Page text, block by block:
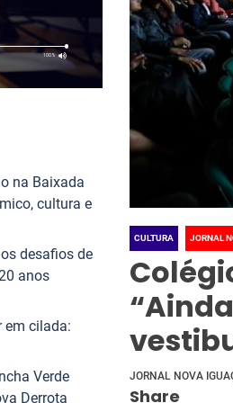
CULTURA JORNAL
JORNAL NOVA
Share
na Baixada
cultura e
desafios de
anos
em cilada:
Verde
Derrota
de Janeiro
do